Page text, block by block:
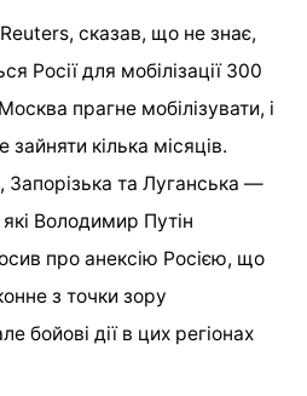
сказав, що не знає,
Росії для мобілізації 300
прагне мобілізувати, і
кілька місяців.
та Луганська —
Володимир Путін
про анексію Росією, що
з точки зору
бойові дії в цих регіонах